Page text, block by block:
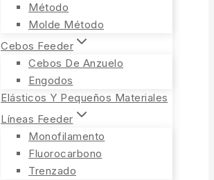
Método
Molde Método
Cebos Feeder
Cebos De Anzuelo
Engodos
Elásticos Y Pequeños Materiales
Líneas Feeder
Monofilamento
Fluorocarbono
Trenzado